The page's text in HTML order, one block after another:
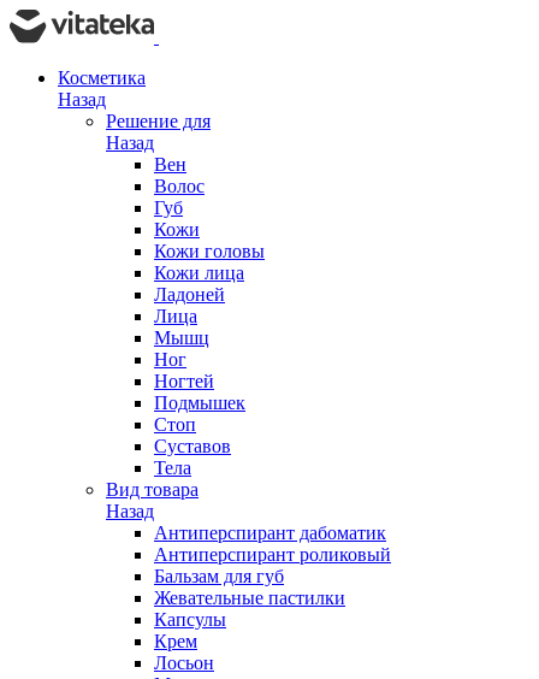
Косметика
Назад
Решение для
Назад
Вен
Волос
Губ
Кожи
Кожи головы
Кожи лица
Ладоней
Лица
Мышц
Ног
Ногтей
Подмышек
Стоп
Суставов
Тела
Вид товара
Назад
Антиперспирант дабоматик
Антиперспирант роликовый
Бальзам для губ
Жевательные пастилки
Капсулы
Крем
Лосьон